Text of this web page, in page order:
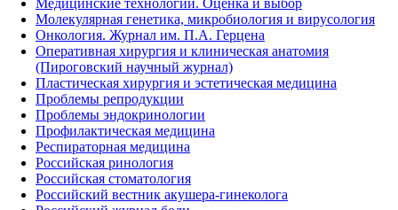
Медицинские технологии. Оценка и выбор
Молекулярная генетика, микробиология и вирусология
Онкология. Журнал им. П.А. Герцена
Оперативная хирургия и клиническая анатомия
(Пироговский научный журнал)
Пластическая хирургия и эстетическая медицина
Проблемы репродукции
Проблемы эндокринологии
Профилактическая медицина
Респираторная медицина
Российская ринология
Российская стоматология
Российский вестник акушера-гинеколога